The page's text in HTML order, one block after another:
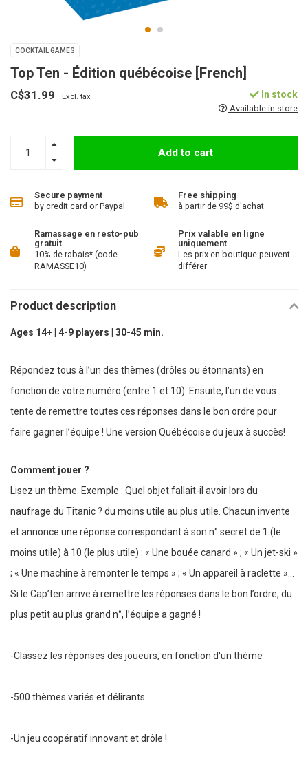
COCKTAIL GAMES
Top Ten - Édition québécoise [French]
C$31.99 Excl. tax In stock
Available in store
Add to cart
Secure payment
by credit card or Paypal
Free shipping
à partir de 99$ d'achat
Ramassage en resto-pub
gratuit
10% de rabais* (code
RAMASSE10)
Prix valable en ligne
uniquement
Les prix en boutique peuvent
différer
Product description
Ages 14+ | 4-9 players | 30-45 min.
Répondez tous à l’un des thèmes (drôles ou étonnants) en
fonction de votre numéro (entre 1 et 10). Ensuite, l’un de vous
tente de remettre toutes ces réponses dans le bon ordre pour
faire gagner l’équipe ! Une version Québécoise du jeux à succès!
Comment jouer ?
Lisez un thème. Exemple : Quel objet fallait-il avoir lors du
naufrage du Titanic ? du moins utile au plus utile. Chacun invente
et annonce une réponse correspondant à son n° secret de 1 (le
moins utile) à 10 (le plus utile) : « Une bouée canard » ; « Un jet-ski »
; « Une machine à remonter le temps » ; « Un appareil à raclette »…
Si le Cap’ten arrive à remettre les réponses dans le bon l’ordre, du
plus petit au plus grand n°, l’équipe a gagné !
-Classez les réponses des joueurs, en fonction d'un thème
-500 thèmes variés et délirants
-Un jeu coopératif innovant et drôle !